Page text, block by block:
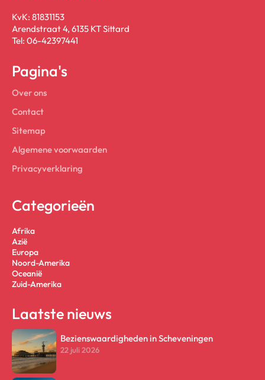
KvK: 81831153
Arendstraat 4, 6135 KT Sittard
Tel: 06-42397441
Pagina's
Over ons
Contact
Sitemap
Algemene voorwaarden
Privacyverklaring
Categorieën
Afrika
Azië
Europa
Noord-Amerika
Oceanië
Zuid-Amerika
Laatste nieuws
Bezienswaardigheden in Scheveningen
22 juli 2026